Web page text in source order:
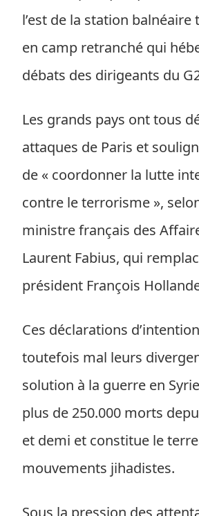
l’est de la station
en camp retranché qui
débats des dirigeants du
Les grands pays ont tous
attaques de Paris et
de « coordonner la lutte
contre le terrorisme »,
ministre français des
Laurent Fabius, qui
président François
Ces déclarations
toutefois mal leurs
solution à la guerre en
plus de 250.000 morts
et demi et constitue le
mouvements jihadistes.
Sous la pression des